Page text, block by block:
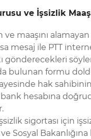
ve İşsizlik
ve maaşını
mesaj ile PTT
gönderecekleri
bulunan formu
hak
hesabına
sigortası için
Sosyal